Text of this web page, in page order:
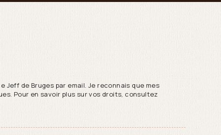
de Bruges par email. Je reconnais que mes
Pour en savoir plus sur vos droits, consultez